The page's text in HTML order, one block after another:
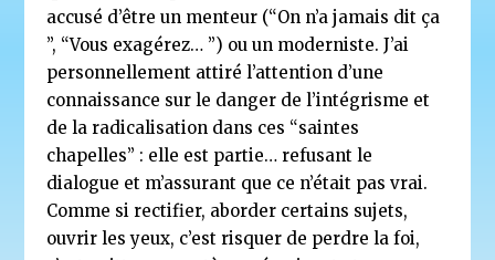
accusé d’être un menteur (“On n’a jamais dit ça
”, “Vous exagérez… ”) ou un moderniste. J’ai
personnellement attiré l’attention d’une
connaissance sur le danger de l’intégrisme et
de la radicalisation dans ces “saintes
chapelles” : elle est partie… refusant le
dialogue et m’assurant que ce n’était pas vrai.
Comme si rectifier, aborder certains sujets,
ouvrir les yeux, c’est risquer de perdre la foi,